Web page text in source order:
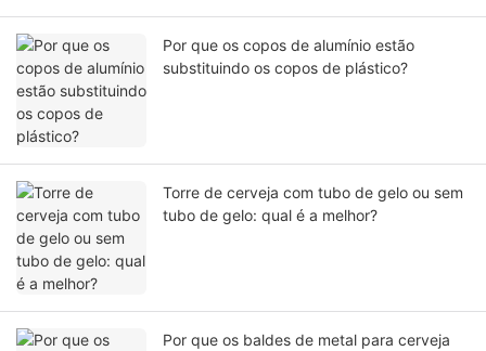
Por que os copos de alumínio estão
substituindo os copos de plástico?
Torre de cerveja com tubo de gelo ou sem
tubo de gelo: qual é a melhor?
Por que os baldes de metal para cerveja